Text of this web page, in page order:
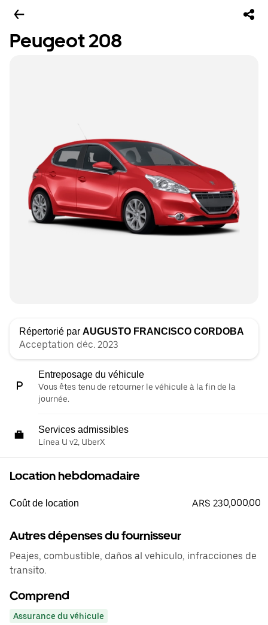
Peugeot 208
Répertorié par AUGUSTO FRANCISCO CORDOBA
Acceptation déc. 2023
Entreposage du véhicule
Vous êtes tenu de retourner le véhicule à la fin de la
journée.
Services admissibles
Línea U v2, UberX
Location hebdomadaire
Coût de location ARS 230,000.00
Autres dépenses du fournisseur
Peajes, combustible, daños al vehiculo, infracciones de
transito.
Comprend
Assurance du véhicule